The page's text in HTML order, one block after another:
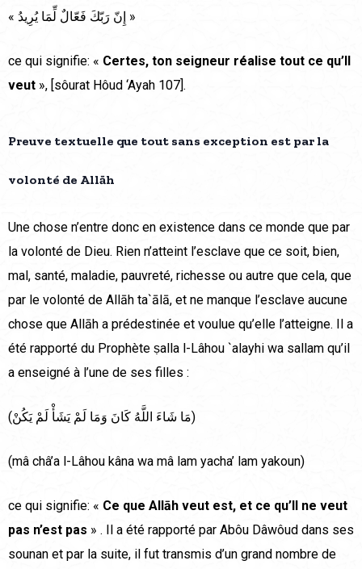
« إِنّ رَبّكَ فَعّالٌ لِّمَا يُرِيدُ »
ce qui signifie: « Certes, ton seigneur réalise tout ce qu’Il
veut », [sôurat Hôud ‘Ayah 107].
Preuve textuelle que tout sans exception est par la
volonté de Allāh
Une chose n’entre donc en existence dans ce monde que par
la volonté de Dieu. Rien n’atteint l’esclave que ce soit, bien,
mal, santé, maladie, pauvreté, richesse ou autre que cela, que
par le volonté de Allāh ta`ālā, et ne manque l’esclave aucune
chose que Allāh a prédestinée et voulue qu’elle l’atteigne. Il a
été rapporté du Prophète ṣalla l-Lâhou `alayhi wa sallam qu’il
a enseigné à l’une de ses filles :
(مَا شَاءَ اللَّهُ كَانَ وَمَا لَمْ يَشَأْ لَمْ يَكُنْ)
(mâ châ’a l-Lâhou kâna wa mâ lam yacha’ lam yakoun)
ce qui signifie: « Ce que Allāh veut est, et ce qu’Il ne veut
pas n’est pas » . Il a été rapporté par Abôu Dâwôud dans ses
sounan et par la suite, il fut transmis d’un grand nombre de